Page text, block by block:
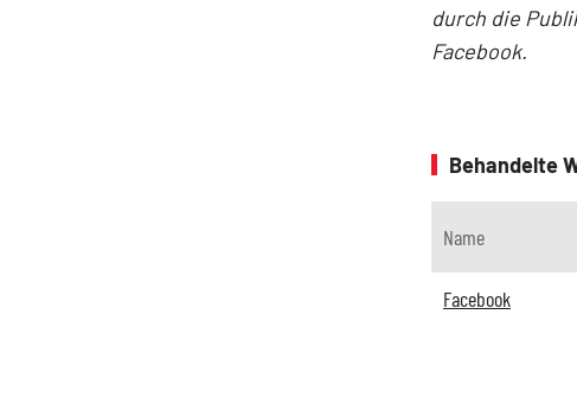
durch die
Facebook.
Behandelte
Name
Facebook